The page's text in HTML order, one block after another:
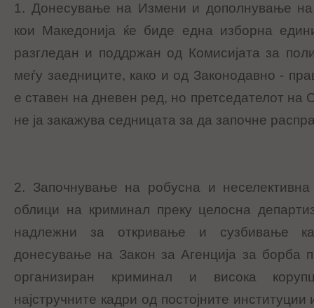
1. Донесување на Измени и дополнување на
кои Македонија ќе биде една изборна
разгледан и поддржан од Комисијата за
меѓу заедниците, кaкo и од Законодавно -
е ставен на дневен ред, но претседателот на
не ја закажува седницата за да започне
2. Започнување на робусна и
облици на криминал преку целосна
надлежни за откривање и сузбивање
донесување на Закон за Агенција за борба
организиран криминал и висока
најстручните кадри од постојните